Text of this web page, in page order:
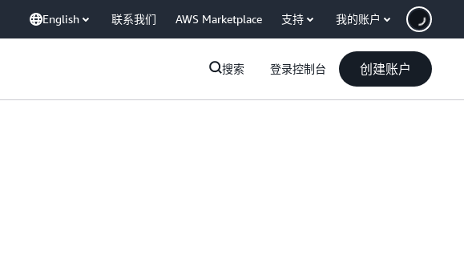
English 联系我们 AWS Marketplace 支持 我的账户
搜索 登录控制台 创建账户